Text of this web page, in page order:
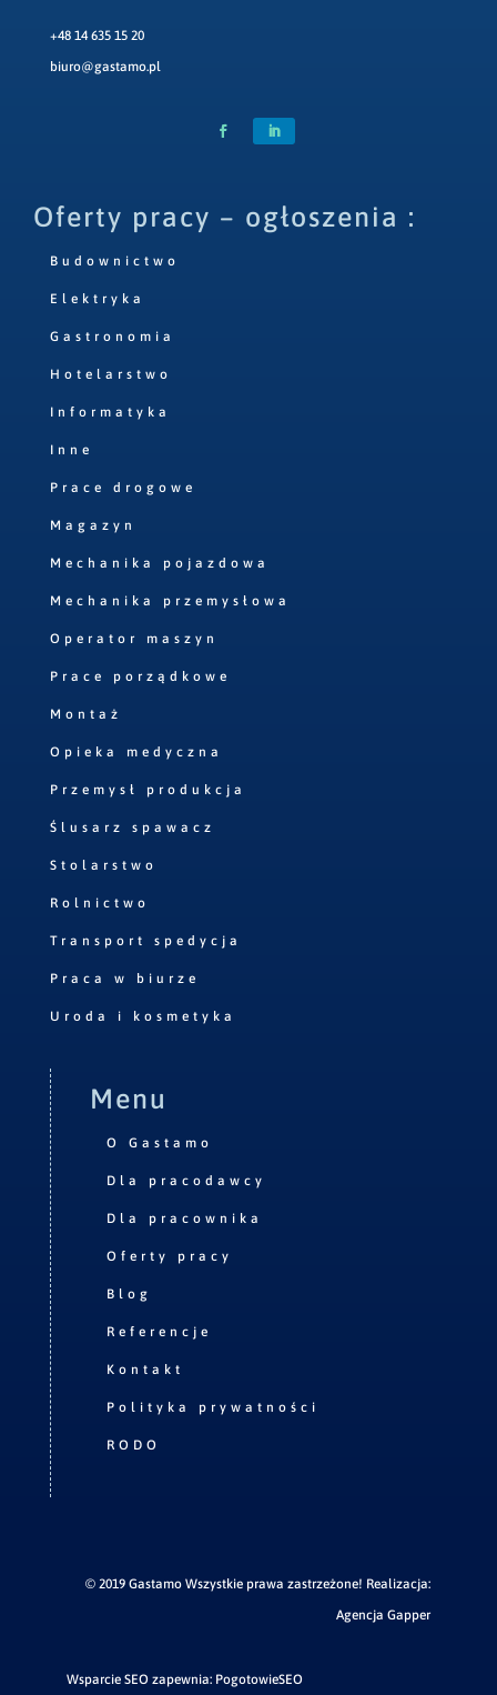
+48 14 635 15 20
biuro@gastamo.pl
Oferty pracy – ogłoszenia :
Budownictwo
Elektryka
Gastronomia
Hotelarstwo
Informatyka
Inne
Prace drogowe
Magazyn
Mechanika pojazdowa
Mechanika przemysłowa
Operator maszyn
Prace porządkowe
Montaż
Opieka medyczna
Przemysł produkcja
Ślusarz spawacz
Stolarstwo
Rolnictwo
Transport spedycja
Praca w biurze
Uroda i kosmetyka
Menu
O Gastamo
Dla pracodawcy
Dla pracownika
Oferty pracy
Blog
Referencje
Kontakt
Polityka prywatności
RODO
© 2019 Gastamo Wszystkie prawa zastrzeżone! Realizacja:
Agencja Gapper
Wsparcie SEO zapewnia: PogotowieSEO